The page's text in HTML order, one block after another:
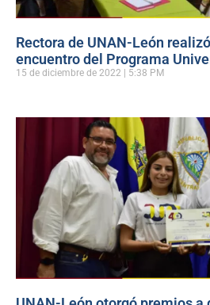
Rectora de UNAN-León
encuentro del Programa
15 de diciembre de 2022 5:38 PM